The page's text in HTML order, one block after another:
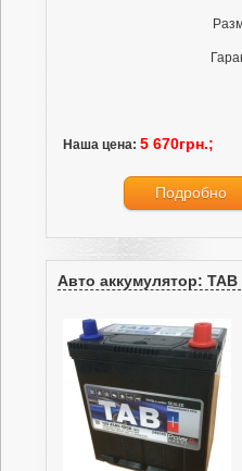
Наша цена: 5 670грн.;
Подробно
Авто аккумулятор: